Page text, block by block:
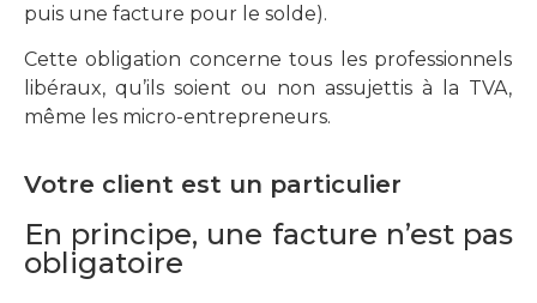
puis une facture pour le solde).
Cette obligation concerne tous les professionnels
libéraux, qu’ils soient ou non assujettis à la TVA,
même les micro-entrepreneurs.
Votre client est un particulier
En principe, une facture n’est pas
obligatoire